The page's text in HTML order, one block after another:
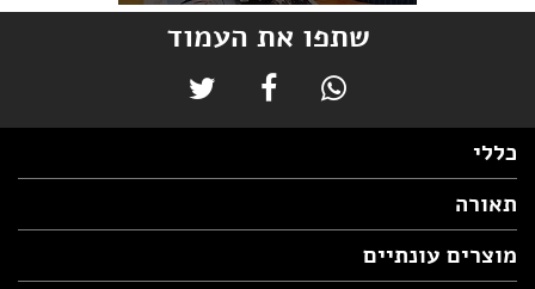
שתפו את העמוד
כללי
תאורה
מוצרים עונתיים